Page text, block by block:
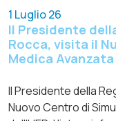
1 Luglio 26
Il Presidente
Rocca, visita il
Medica Avanzata
Il Presidente della
Nuovo Centro di